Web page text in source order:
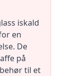
iskald
en
De
på
til et